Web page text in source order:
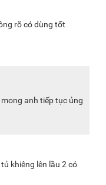
rõ có dùng tốt
anh tiếp tục ủng
khiêng lên lầu 2 có